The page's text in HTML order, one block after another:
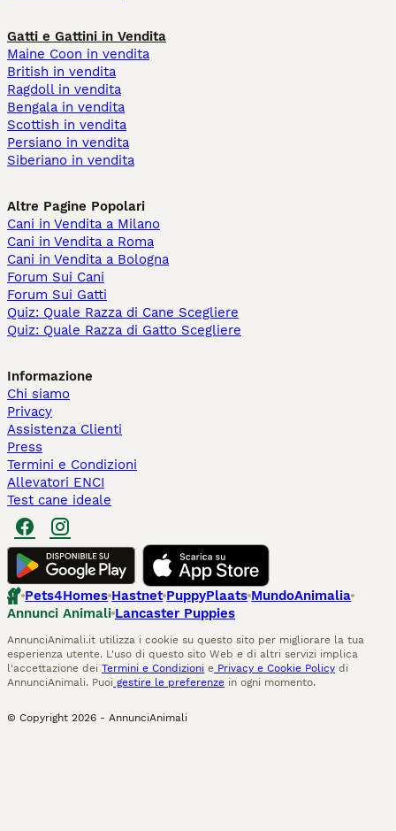
Gatti e Gattini in Vendita
Maine Coon in vendita
British in vendita
Ragdoll in vendita
Bengala in vendita
Scottish in vendita
Persiano in vendita
Siberiano in vendita
Altre Pagine Popolari
Cani in Vendita a Milano
Cani in Vendita a Roma
Cani in Vendita a Bologna
Forum Sui Cani
Forum Sui Gatti
Quiz: Quale Razza di Cane Scegliere
Quiz: Quale Razza di Gatto Scegliere
Informazione
Chi siamo
Privacy
Assistenza Clienti
Press
Termini e Condizioni
Allevatori ENCI
Test cane ideale
Pets4Homes Hastnet PuppyPlaats MundoAnimalia
Annunci Animali Lancaster Puppies
AnnunciAnimali.it utilizza i cookie su questo sito per migliorare la tua
esperienza utente. L'uso di questo sito Web e di altri servizi implica
l'accettazione dei Termini e Condizioni e Privacy e Cookie Policy di
AnnunciAnimali. Puoi gestire le preferenze in ogni momento.
© Copyright 2026 - AnnunciAnimali